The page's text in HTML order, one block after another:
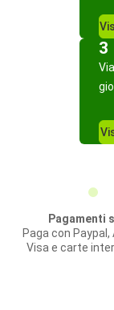
3
Pagamenti
Paga con Paypal,
Visa e carte